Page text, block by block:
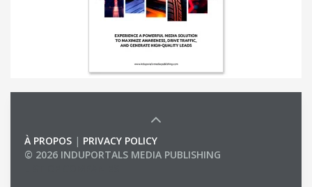
À PROPOS | PRIVACY POLICY
© 2026 INDUPORTALS MEDIA PUBLISHING